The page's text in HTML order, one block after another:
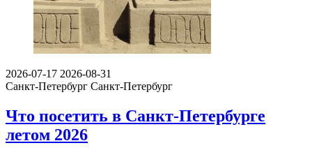
2026-07-17 2026-08-31
Санкт-Петербург Санкт-Петербург
Что посетить в Санкт-Петербурге
летом 2026